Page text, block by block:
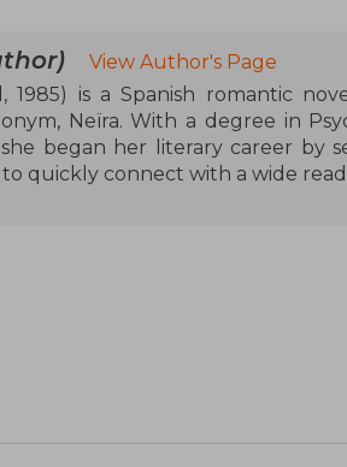
View Author's Page
1985) is a Spanish romantic
Neïra. With a degree in
began her literary career by
quickly connect with a wide